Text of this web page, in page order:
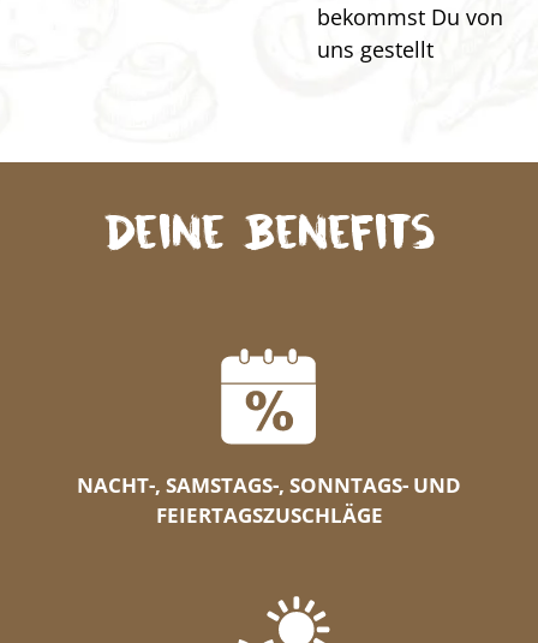
bekommst Du von
uns gestellt
Deine Benefits
NACHT-, SAMSTAGS-, SONNTAGS- UND
FEIERTAGSZUSCHLÄGE